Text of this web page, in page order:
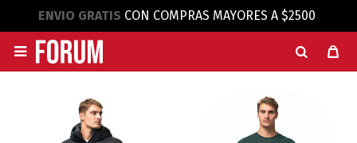
ENVIO GRATIS CON COMPRAS MAYORES A $2500
